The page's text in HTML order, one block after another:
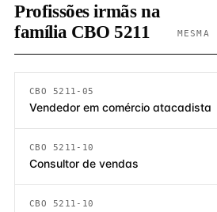
Profissões irmãs na
família CBO 5211
CBO 5211-05
Vendedor em comércio atacadista
CBO 5211-10
Consultor de vendas
CBO 5211-10